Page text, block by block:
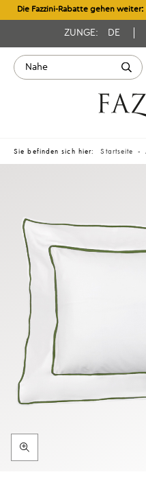
Die Fazzini-Rabatte gehen
ZUNGE: DE
Sie befinden sich hier: Startseite